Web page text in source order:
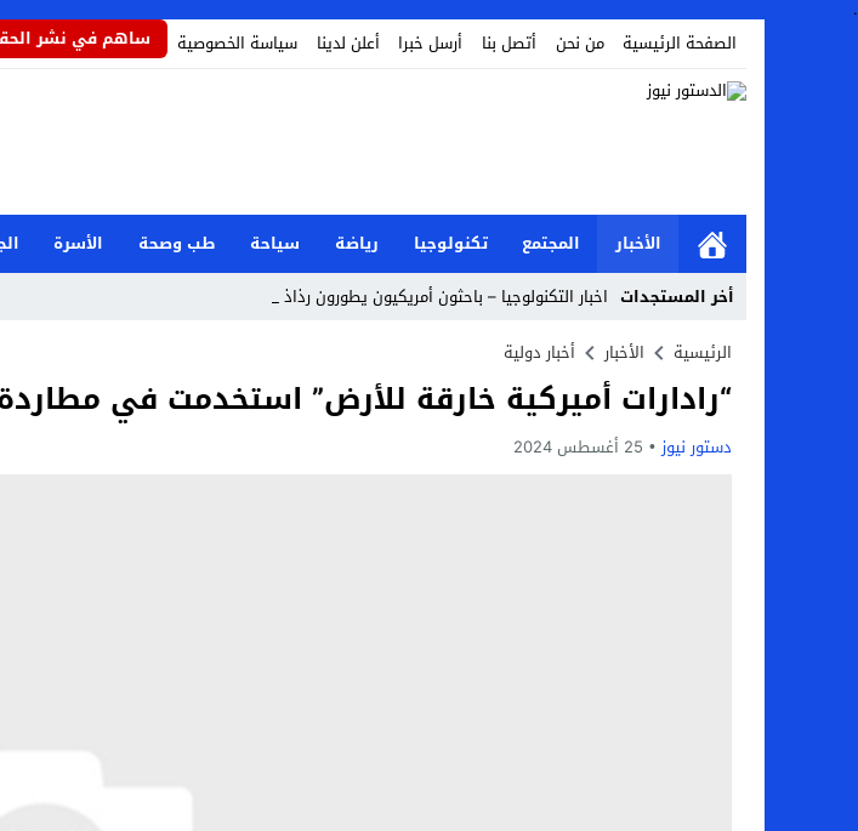
.
الصفحة الرئيسية
من نحن أتصل بنا أرسل خبرا أعلن لدينا سياسة الخصوصية ساهم في نشر
الأخبار المجتمع تكنولوجيا رياضة سياحة طب وصحة الأسرة
أخر المستجدات اخبار التكنولوجيا – باحثون أمريكيون يطورون رذاذاً يح_
Stop
Previous
Next
الرئيسية الأخبار أخبار دولية
“رادارات أميركية خارقة للأرض” استخدمت في
دستور نيوز 25 أغسطس 2024